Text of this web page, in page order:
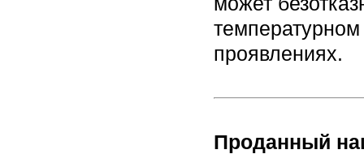
проявлениях.
Проданный